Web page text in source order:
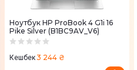
Ноутбук HP ProBook 4 G1i 16
Pike Silver (B1BC9AV_V6)
Кешбек3 244 ₴